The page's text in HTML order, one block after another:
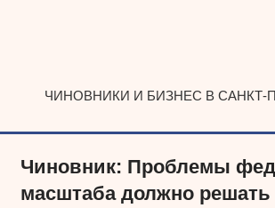
ЧИНОВНИКИ И БИЗНЕС В САНКТ-
Чиновник: Проблемы
масштаба должно решать